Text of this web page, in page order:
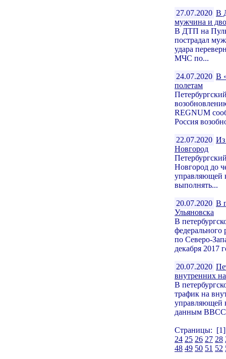
27.07.2020 В
мужчина и
В ДТП на
пострадал
удара
МЧС по...
24.07.2020 В
полетам
REGNUM
Россия
22.07.2020 Из
Новгород
Новгород до
управляющей
выполнять...
20.07.2020 В
Ульяновска
В
по Северо-
декабря 2017
20.07.2020
внутренних
В
трафик на
управляющей
данным
Страницы:
24 25 26 27 28
48 49 50 51 52